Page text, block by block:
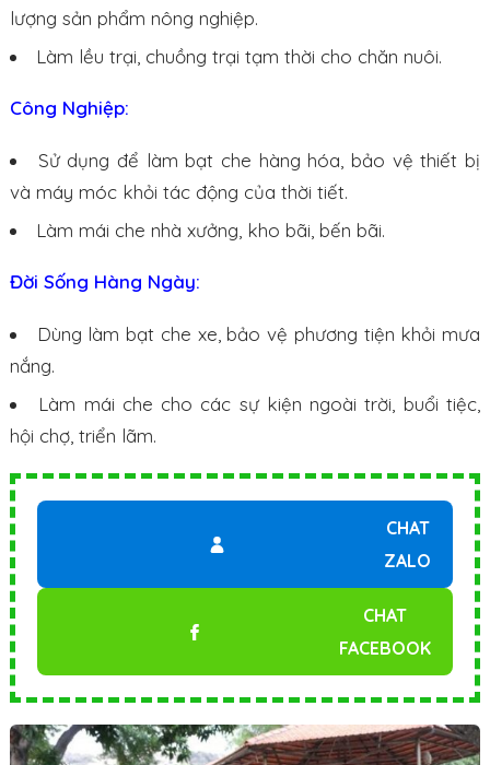
lượng sản phẩm nông nghiệp.
Làm lều trại, chuồng trại tạm thời cho chăn nuôi.
Công Nghiệp:
Sử dụng để làm bạt che hàng hóa, bảo vệ thiết bị
và máy móc khỏi tác động của thời tiết.
Làm mái che nhà xưởng, kho bãi, bến bãi.
Đời Sống Hàng Ngày:
Dùng làm bạt che xe, bảo vệ phương tiện khỏi mưa
nắng.
Làm mái che cho các sự kiện ngoài trời, buổi tiệc,
hội chợ, triển lãm.
CHAT
ZALO
CHAT
FACEBOOK